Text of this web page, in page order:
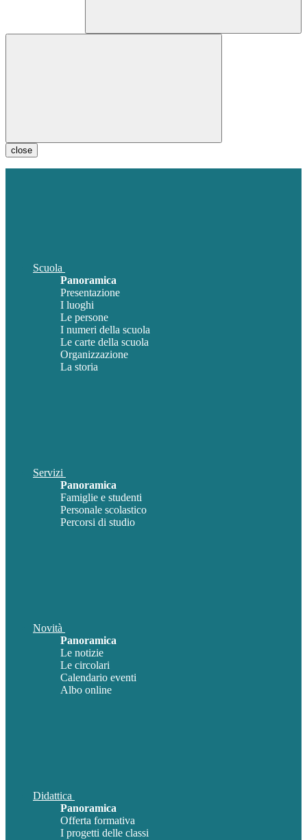
close
Scuola
Panoramica
Presentazione
I luoghi
Le persone
I numeri della scuola
Le carte della scuola
Organizzazione
La storia
Servizi
Panoramica
Famiglie e studenti
Personale scolastico
Percorsi di studio
Novità
Panoramica
Le notizie
Le circolari
Calendario eventi
Albo online
Didattica
Panoramica
Offerta formativa
I progetti delle classi